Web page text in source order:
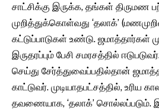
சாட்சிக்கு இருக்க, தங்கள் திருமண
முறித்துக்கொள்வது ‘தலாக்’
கட்டுப்பாடுகள் உண்டு. ஜமாத்தார்கள்
இருதரப்பும் பேசி சமரசத்தில்
செய்து சேர்த்துவைப்பதில்தான்
காட்டுவர். முடியாதபட்சத்தில், உரிய
தவணையாக, ‘தலாக்’ சொல்லப்படும்.